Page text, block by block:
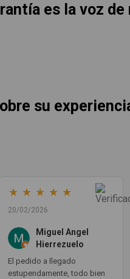
es la voz
su
★ ★ ★ ★ ★
20/02/2026
Miguel Angel
Hierrezuelo
El pedido a llegado
estupendamente, todo bien